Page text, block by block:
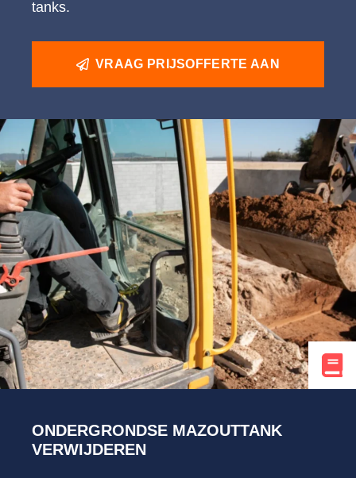
tanks.
VRAAG PRIJSOFFERTE AAN
ONDERGRONDSE MAZOUTTANK
VERWIJDEREN